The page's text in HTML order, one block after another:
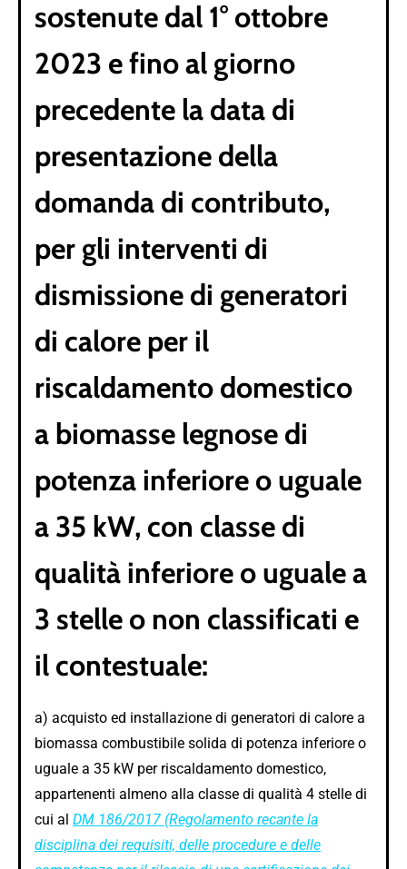
sostenute dal 1° ottobre
2023 e fino al giorno
precedente la data di
presentazione della
domanda di contributo,
per gli interventi di
dismissione di generatori
di calore per il
riscaldamento domestico
a biomasse legnose di
potenza inferiore o uguale
a 35 kW, con classe di
qualità inferiore o uguale a
3 stelle o non classificati e
il contestuale:
a) acquisto ed installazione di generatori di calore a
biomassa combustibile solida di potenza inferiore o
uguale a 35 kW per riscaldamento domestico,
appartenenti almeno alla classe di qualità 4 stelle di
cui al DM 186/2017 (Regolamento recante la
disciplina dei requisiti, delle procedure e delle